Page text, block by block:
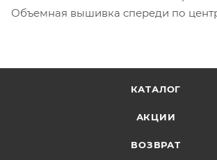
Объемная вышивка спереди по
КАТАЛОГ
АКЦИИ
ВОЗВРАТ